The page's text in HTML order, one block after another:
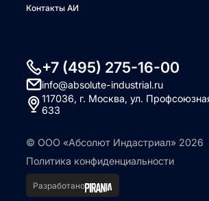
Контакты АИ
+7 (495) 275-16-00
info@absolute-industrial.ru
117036, г. Москва, ул.
633
© ООО «Абсолют Индастриал» 2026
Политика конфиденциальности
Разработано